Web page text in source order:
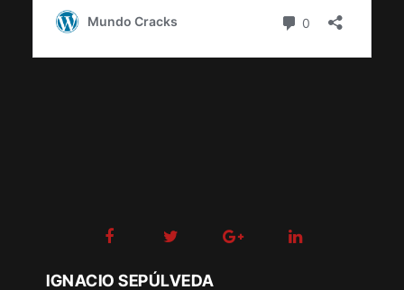
IGNACIO SEPÚLVEDA